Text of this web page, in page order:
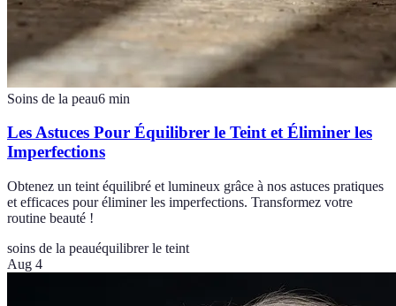
Soins de la peau6 min
Les Astuces Pour Équilibrer le Teint et Éliminer les
Imperfections
Obtenez un teint équilibré et lumineux grâce à nos astuces pratiques
et efficaces pour éliminer les imperfections. Transformez votre
routine beauté !
soins de la peauéquilibrer le teint
Aug 4